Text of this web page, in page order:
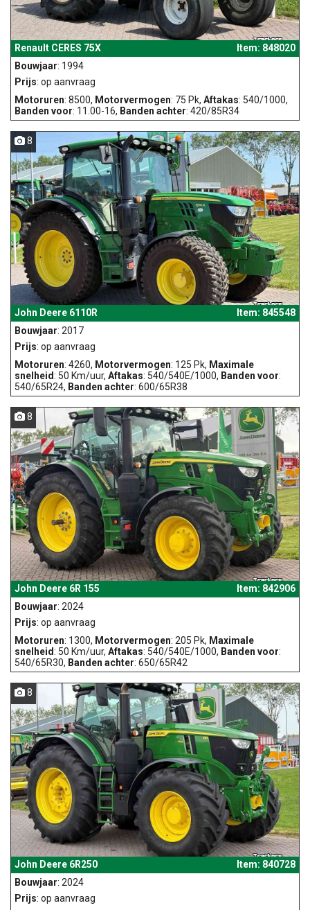
Renault CERES 75X
Item: 848020
Bouwjaar: 1994
Prijs: op aanvraag
Motoruren: 8500, Motorvermogen: 75 Pk, Aftakas: 540/1000,
Banden voor: 11.00-16, Banden achter: 420/85R34
8
John Deere 6110R
Item: 845548
Bouwjaar: 2017
Prijs: op aanvraag
Motoruren: 4260, Motorvermogen: 125 Pk, Maximale
snelheid: 50 Km/uur, Aftakas: 540/540E/1000, Banden voor:
540/65R24, Banden achter: 600/65R38
8
John Deere 6R 155
Item: 842906
Bouwjaar: 2024
Prijs: op aanvraag
Motoruren: 1300, Motorvermogen: 205 Pk, Maximale
snelheid: 50 Km/uur, Aftakas: 540/540E/1000, Banden voor:
540/65R30, Banden achter: 650/65R42
8
John Deere 6R250
Item: 840728
Bouwjaar: 2024
Prijs: op aanvraag